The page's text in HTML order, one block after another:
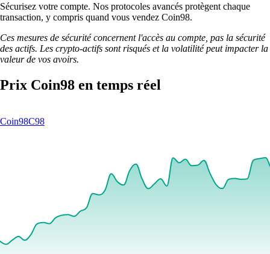
Sécurisez votre compte. Nos protocoles avancés protègent chaque
transaction, y compris quand vous vendez Coin98.
Ces mesures de sécurité concernent l'accès au compte, pas la sécurité
des actifs. Les crypto-actifs sont risqués et la volatilité peut impacter la
valeur de vos avoirs.
Prix Coin98 en temps réel